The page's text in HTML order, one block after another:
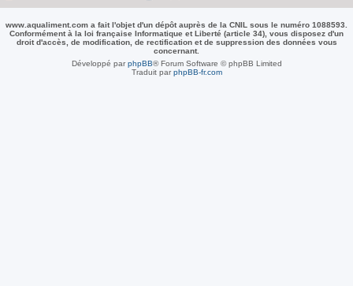
www.aqualiment.com a fait l'objet d'un dépôt auprès de la CNIL sous le numéro 1088593.
Conformément à la loi française Informatique et Liberté (article 34), vous disposez d'un
droit d'accès, de modification, de rectification et de suppression des données vous
concernant.
Développé parphpBB® Forum Software © phpBB Limited
Traduit parphpBB-fr.com